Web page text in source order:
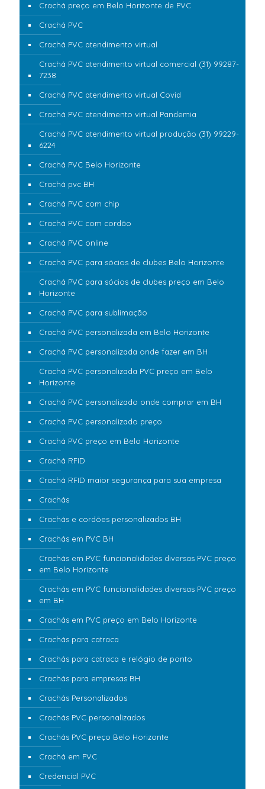
Crachá preço em Belo Horizonte de PVC
Crachá PVC
Crachá PVC atendimento virtual
Crachá PVC atendimento virtual comercial (31) 99287-
7238
Crachá PVC atendimento virtual Covid
Crachá PVC atendimento virtual Pandemia
Crachá PVC atendimento virtual produção (31) 99229-
6224
Crachá PVC Belo Horizonte
Crachá pvc BH
Crachá PVC com chip
Crachá PVC com cordão
Crachá PVC online
Crachá PVC para sócios de clubes Belo Horizonte
Crachá PVC para sócios de clubes preço em Belo
Horizonte
Crachá PVC para sublimação
Crachá PVC personalizada em Belo Horizonte
Crachá PVC personalizada onde fazer em BH
Crachá PVC personalizada PVC preço em Belo
Horizonte
Crachá PVC personalizado onde comprar em BH
Crachá PVC personalizado preço
Crachá PVC preço em Belo Horizonte
Crachá RFID
Crachá RFID maior segurança para sua empresa
Crachás
Crachás e cordões personalizados BH
Crachás em PVC BH
Crachás em PVC funcionalidades diversas PVC preço
em Belo Horizonte
Crachás em PVC funcionalidades diversas PVC preço
em BH
Crachás em PVC preço em Belo Horizonte
Crachás para catraca
Crachás para catraca e relógio de ponto
Crachás para empresas BH
Crachás Personalizados
Crachás PVC personalizados
Crachás PVC preço Belo Horizonte
Crachá em PVC
Credencial PVC